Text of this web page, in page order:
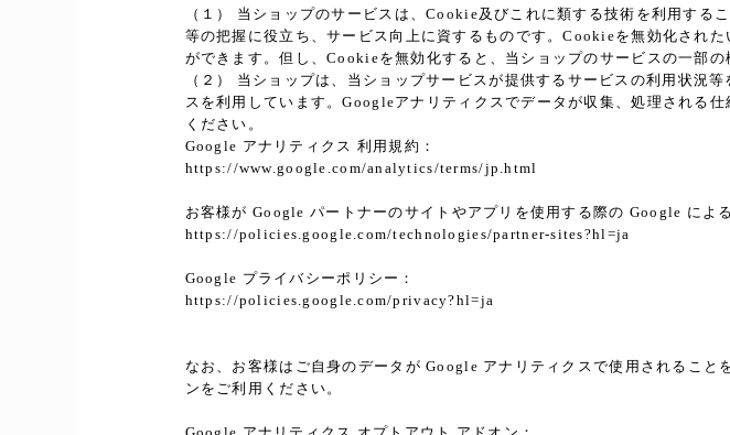
（１） 当ショップのサービスは、Cookie及びこれに類する技術を利用す
等の把握に役立ち、サービス向上に資するものです。Cookieを無効化され
ができます。但し、Cookieを無効化すると、当ショップのサービスの一部
（２） 当ショップは、当ショップサービスが提供するサービスの利用状
スを利用しています。Googleアナリティクスでデータが収集、処理される
ください。
Google アナリティクス 利用規約：
https://www.google.com/analytics/terms/jp.html
お客様が Google パートナーのサイトやアプリを使用する際の Google によ
https://policies.google.com/technologies/partner-sites?hl=ja
Google プライバシーポリシー：
https://policies.google.com/privacy?hl=ja
なお、お客様はご自身のデータが Google アナリティクスで使用されるこ
ンをご利用ください。